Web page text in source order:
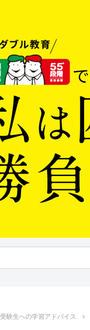
受験生への学習アドバイス